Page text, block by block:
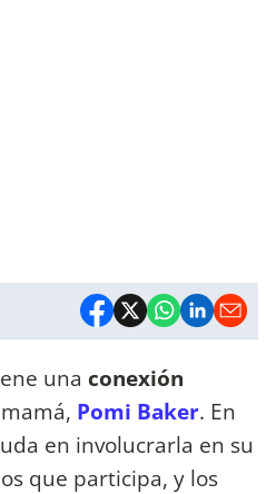
una conexión
Pomi Baker. En
en involucrarla en su
que participa, y los